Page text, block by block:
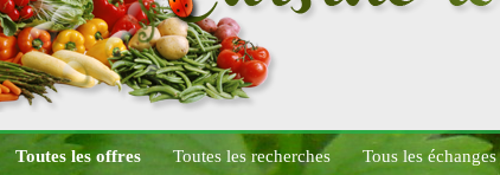
Toutes les offres Toutes les recherches Tous les échanges